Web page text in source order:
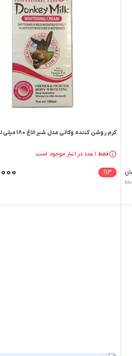
کرم روشن کننده وکالی مدل شیر الاغ 180 میلی لیتر
فقط ۱ عدد در انبار موجود است.
فقط ۱ عدد در انبار موجود است.
%13